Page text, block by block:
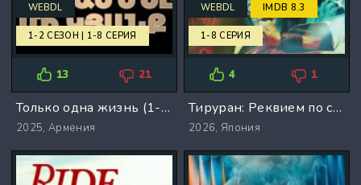
WEBDL
1-2 СЕЗОН | 1-8 СЕРИЯ
13 21
Только одна жизнь (1-2 Сезон)
2025, Армения
WEBDL IMDB 8.3
1-8 СЕРИЯ
4 1
Тируран: Реквием по синсэнгуми (2026)
2026, Япония